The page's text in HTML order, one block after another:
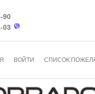
90
03
ВОЙТИ СПИСОК